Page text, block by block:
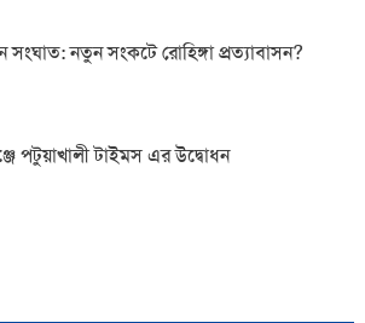
সংঘাত: নতুন সংকটে রোহিঙ্গা প্রত্যাবাসন?
পটুয়াখালী টাইমস এর উদ্বোধন